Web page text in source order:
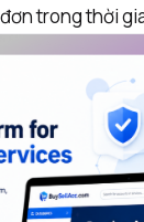
trong thời